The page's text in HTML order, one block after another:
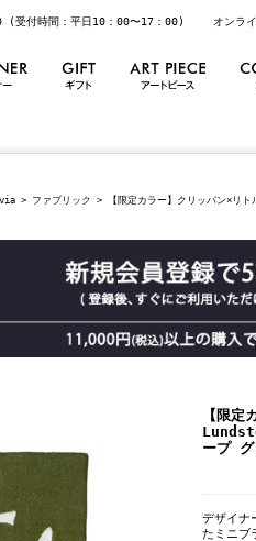
(受付時間：平日10：00〜17：00) オンラ
> ファブリック > 【限定カラー】クリッパン×リ
【限
ープ グ
デザイナ
たミニブ